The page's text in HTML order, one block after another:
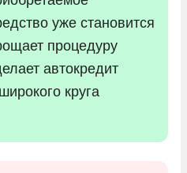
уже становится
процедуру
автокредит
круга